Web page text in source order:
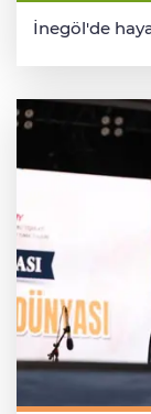
İnegöl'de